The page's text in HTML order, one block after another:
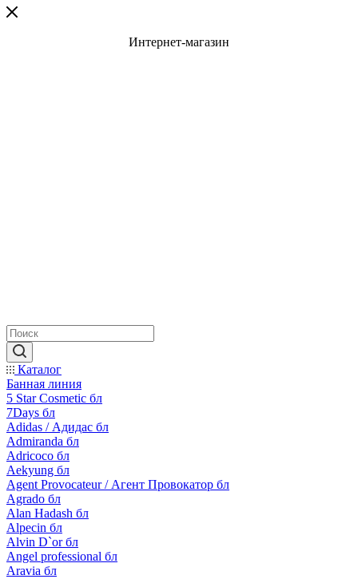
Интернет-магазин
Каталог
Банная линия
5 Star Cosmetic бл
7Days бл
Adidas / Адидас бл
Admiranda бл
Adricoco бл
Aekyung бл
Agent Provocateur / Агент Провокатор бл
Agrado бл
Alan Hadash бл
Alpecin бл
Alvin D`or бл
Angel professional бл
Aravia бл